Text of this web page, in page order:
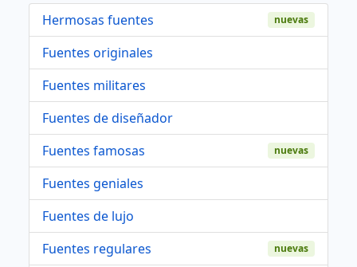
Hermosas fuentes nuevas
Fuentes originales
Fuentes militares
Fuentes de diseñador
Fuentes famosas
nuevas
Fuentes geniales
Fuentes de lujo
Fuentes regulares
nuevas